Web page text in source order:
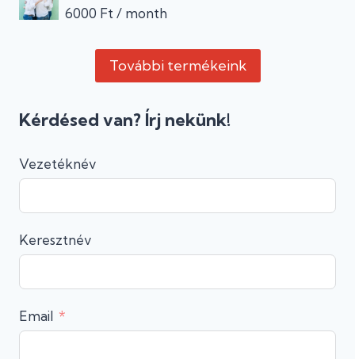
6000 Ft / month
További termékeink
Kérdésed van? Írj nekünk!
Vezetéknév
Keresztnév
Email